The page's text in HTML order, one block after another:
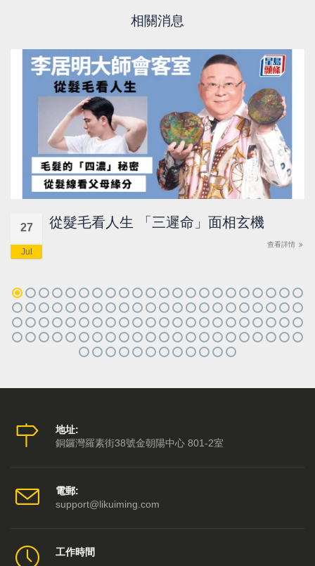
相關消息
27
Jul
從髮毛看人生 「三遲命」面相玄機
查看詳情
地址:
銅鑼灣羅素街38號金朝陽中心 801-2室
電郵:
support@likuiming.com
工作時間